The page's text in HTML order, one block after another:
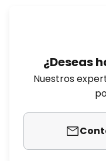
¿Deseas
Nuestros